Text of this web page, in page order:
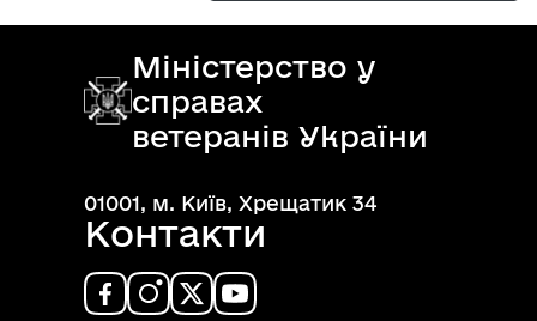
Міністерство у
справах
ветеранів України
01001, м. Київ, Хрещатик 34
Контакти